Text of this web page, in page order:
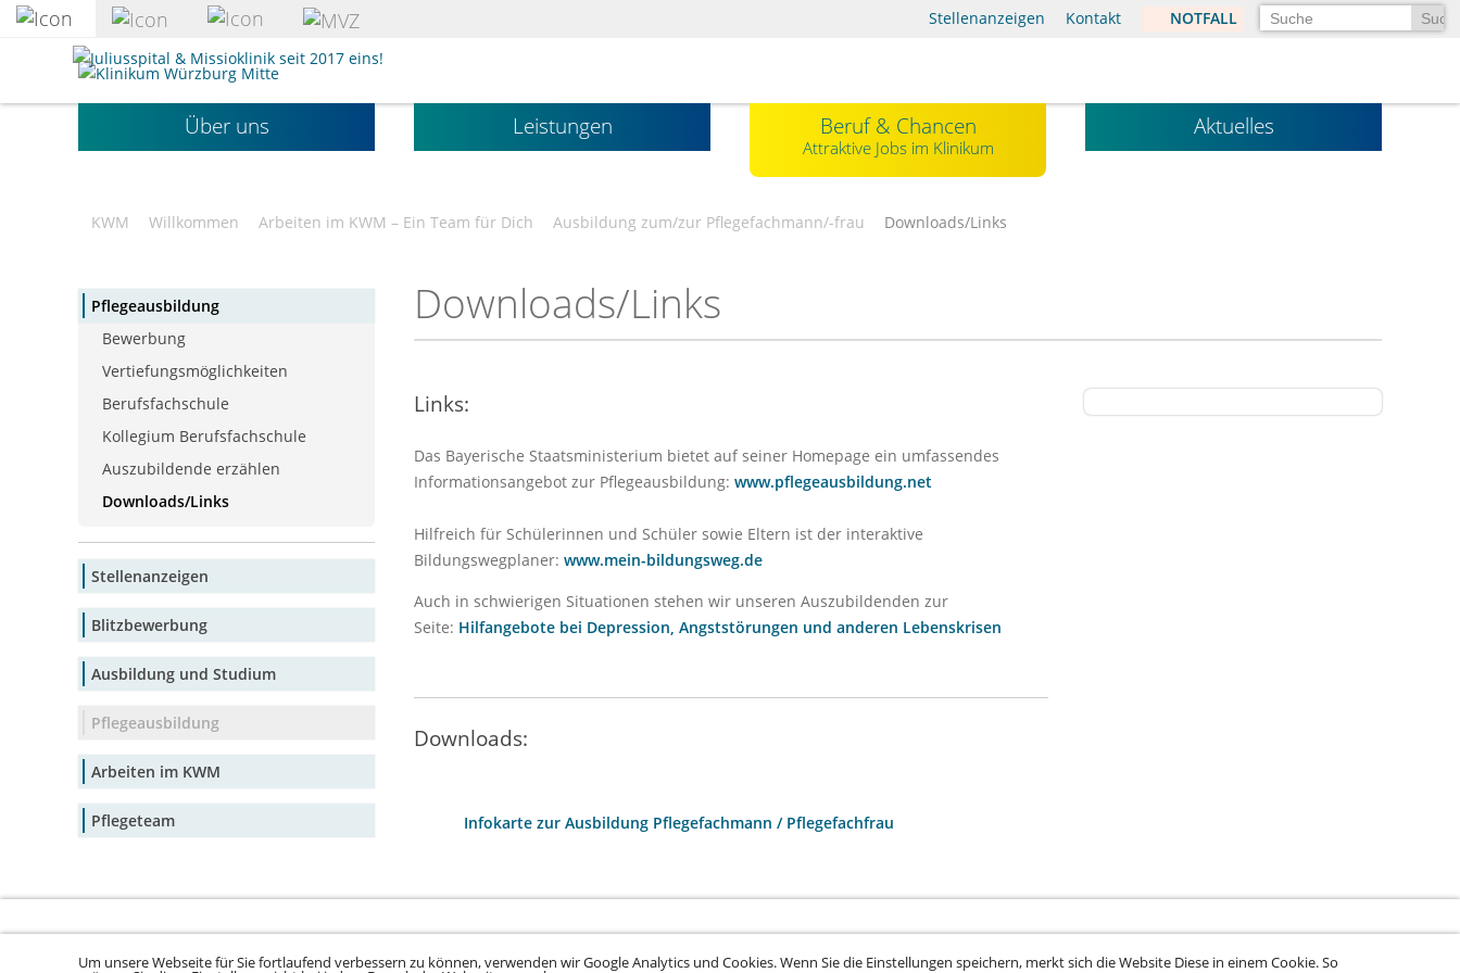
zum
Stellenanzeigen Kontakt NOTFALL Suchen
Klinikum
Würzburg
Mitte
gGmbHÜber uns Leistungen Beruf & Chancen
Attraktive Jobs im Klinikum
Aktuelles
KWM Willkommen Arbeiten im KWM – Ein Team für Dich Ausbildung zum/zur Pflegefachmann/-frau Downloads/Links
Pflegeausbildung
Bewerbung
Vertiefungsmöglichkeiten
Berufsfachschule
Kollegium Berufsfachschule
Auszubildende erzählen
Downloads/Links
Stellenanzeigen
Blitzbewerbung
Ausbildung und Studium
Pflegeausbildung
Arbeiten im KWM
Pflegeteam
Downloads/Links
Links:
Das Bayerische Staatsministerium bietet auf seiner Homepage ein umfassendes
Informationsangebot zur Pflegeausbildung: www.pflegeausbildung.net
Hilfreich für Schülerinnen und Schüler sowie Eltern ist der interaktive
Bildungswegplaner: www.mein-bildungsweg.de
Auch in schwierigen Situationen stehen wir unseren Auszubildenden zur
Seite: Hilfangebote bei Depression, Angststörungen und anderen Lebenskrisen
Downloads:
Infokarte zur Ausbildung Pflegefachmann / Pflegefachfrau
Um unsere Webseite für Sie fortlaufend verbessern zu können, verwenden wir Google Analytics und Cookies. Wenn Sie die Einstellungen speichern, merkt sich die Website Diese in einem Cookie. So